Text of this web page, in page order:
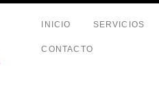
INICIO SERVICIOS
CONTACTO